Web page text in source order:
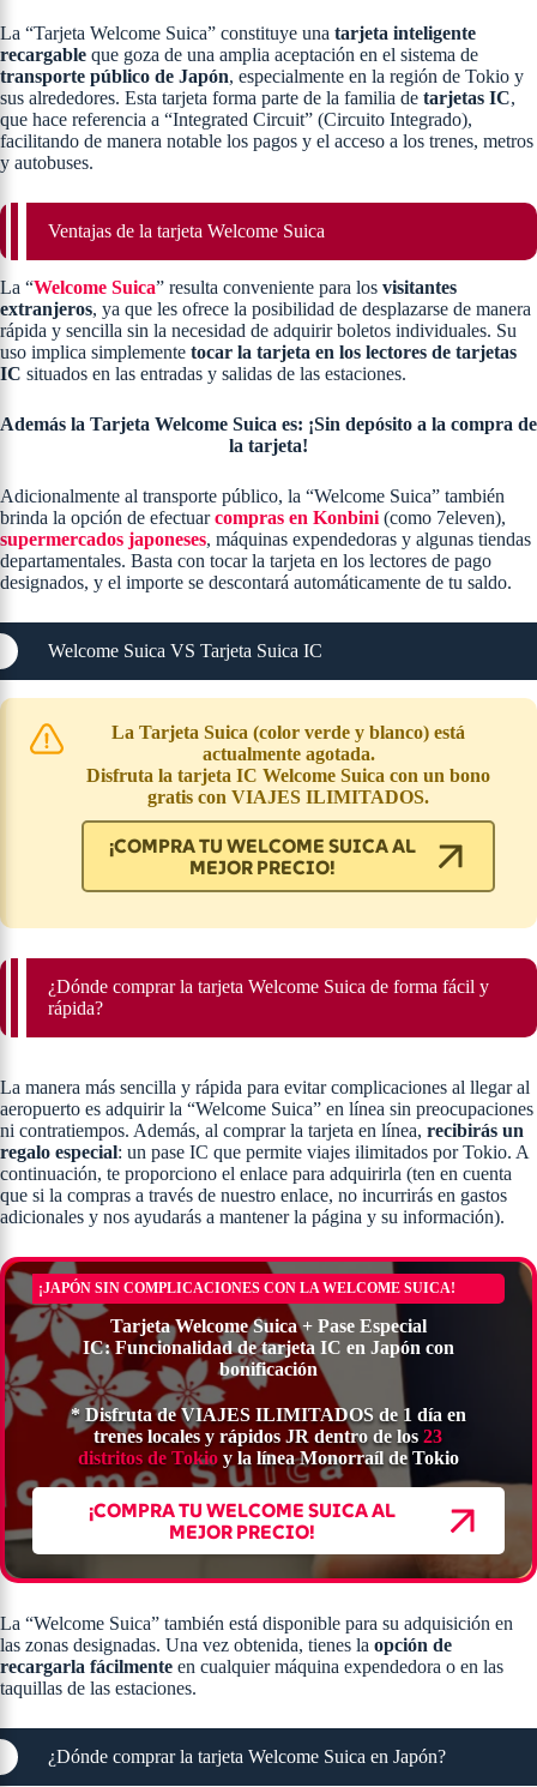
La “Tarjeta Welcome Suica” constituye una tarjeta inteligente
recargable que goza de una amplia aceptación en el sistema de
transporte público de Japón, especialmente en la región de Tokio y
sus alrededores. Esta tarjeta forma parte de la familia de tarjetas IC,
que hace referencia a “Integrated Circuit” (Circuito Integrado),
facilitando de manera notable los pagos y el acceso a los trenes, metros
y autobuses.
Ventajas de la tarjeta Welcome Suica
La “Welcome Suica” resulta conveniente para los visitantes
extranjeros, ya que les ofrece la posibilidad de desplazarse de manera
rápida y sencilla sin la necesidad de adquirir boletos individuales. Su
uso implica simplemente tocar la tarjeta en los lectores de tarjetas
IC situados en las entradas y salidas de las estaciones.
Además la Tarjeta Welcome Suica es: ¡Sin depósito a la compra de
la tarjeta!
Adicionalmente al transporte público, la “Welcome Suica” también
brinda la opción de efectuarcompras en Konbini (como 7eleven),
supermercados japoneses, máquinas expendedoras y algunas tiendas
departamentales. Basta con tocar la tarjeta en los lectores de pago
designados, y el importe se descontará automáticamente de tu saldo.
Welcome Suica VS Tarjeta Suica IC
La Tarjeta Suica (color verde y blanco) está
actualmente agotada.
Disfruta la tarjeta IC Welcome Suica con un bono
gratis con VIAJES ILIMITADOS.
¡COMPRA TU WELCOME SUICA AL
MEJOR PRECIO!
¿Dónde comprar la tarjeta Welcome Suica de forma fácil y
rápida?
La manera más sencilla y rápida para evitar complicaciones al llegar al
aeropuerto es adquirir la “Welcome Suica” en línea sin preocupaciones
ni contratiempos. Además, al comprar la tarjeta en línea, recibirás un
regalo especial: un pase IC que permite viajes ilimitados por Tokio. A
continuación, te proporciono el enlace para adquirirla (ten en cuenta
que si la compras a través de nuestro enlace, no incurrirás en gastos
adicionales y nos ayudarás a mantener la página y su información).
¡JAPÓN SIN COMPLICACIONES CON LA WELCOME SUICA!
Tarjeta Welcome Suica + Pase Especial
IC: Funcionalidad de tarjeta IC en Japón con
bonificación
* Disfruta de VIAJES ILIMITADOS de 1 día en
trenes locales y rápidos JR dentro de los23
distritos de Tokioy la línea Monorraíl de Tokio
¡COMPRA TU WELCOME SUICA AL
MEJOR PRECIO!
La “Welcome Suica” también está disponible para su adquisición en
las zonas designadas. Una vez obtenida, tienes la opción de
recargarla fácilmente en cualquier máquina expendedora o en las
taquillas de las estaciones.
¿Dónde comprar la tarjeta Welcome Suica en Japón?